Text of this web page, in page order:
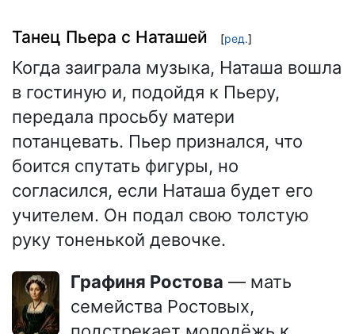
Танец Пьера с Наташей [ред.]
Когда заиграла музыка, Наташа вошла
в гостиную и, подойдя к Пьеру,
передала просьбу матери
потанцевать. Пьер признался, что
боится спутать фигуры, но
согласился, если Наташа будет его
учителем. Он подал свою толстую
руку тоненькой девочке.
Графиня Ростова — мать
семейства Ростовых,